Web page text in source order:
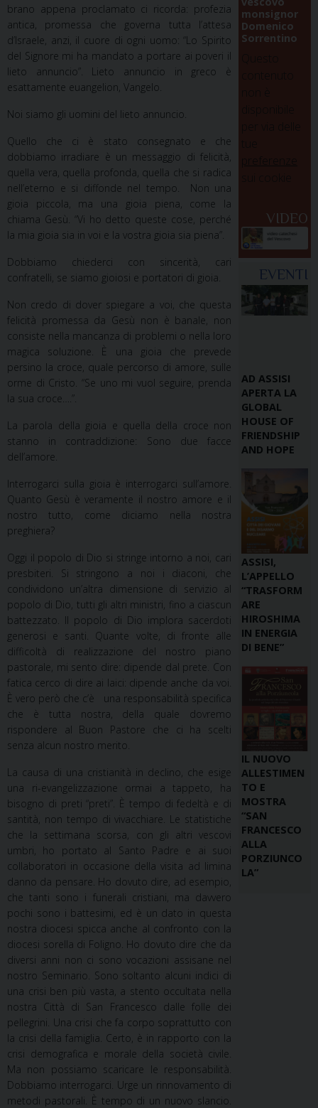
brano appena proclamato ci ricorda: profezia
antica, promessa che governa tutta l’attesa
d’Israele, anzi, il cuore di ogni uomo: “Lo Spirito
del Signore mi ha mandato a portare ai poveri il
lieto annuncio”. Lieto annuncio in greco è
esattamente euangelion, Vangelo.
Noi siamo gli uomini del lieto annuncio.
Quello che ci è stato consegnato e che
dobbiamo irradiare è un messaggio di felicità,
quella vera, quella profonda, quella che si radica
nell’eterno e si diffonde nel tempo. Non una
gioia piccola, ma una gioia piena, come la
chiama Gesù. “Vi ho detto queste cose, perché
la mia gioia sia in voi e la vostra gioia sia piena”.
Dobbiamo chiederci con sincerità, cari
confratelli, se siamo gioiosi e portatori di gioia.
Non credo di dover spiegare a voi, che questa
felicità promessa da Gesù non è banale, non
consiste nella mancanza di problemi o nella loro
magica soluzione. È una gioia che prevede
persino la croce, quale percorso di amore, sulle
orme di Cristo. “Se uno mi vuol seguire, prenda
la sua croce….”.
La parola della gioia e quella della croce non
stanno in contraddizione: Sono due facce
dell’amore.
Interrogarci sulla gioia è interrogarci sull’amore.
Quanto Gesù è veramente il nostro amore e il
nostro tutto, come diciamo nella nostra
preghiera?
Oggi il popolo di Dio si stringe intorno a noi, cari
presbiteri. Si stringono a noi i diaconi, che
condividono un’altra dimensione di servizio al
popolo di Dio, tutti gli altri ministri, fino a ciascun
battezzato. Il popolo di Dio implora sacerdoti
generosi e santi. Quante volte, di fronte alle
difficoltà di realizzazione del nostro piano
pastorale, mi sento dire: dipende dal prete. Con
fatica cerco di dire ai laici: dipende anche da voi.
È vero però che c’è una responsabilità specifica
che è tutta nostra, della quale dovremo
rispondere al Buon Pastore che ci ha scelti
senza alcun nostro merito.
La causa di una cristianità in declino, che esige
una ri-evangelizzazione ormai a tappeto, ha
bisogno di preti “preti”. È tempo di fedeltà e di
santità, non tempo di vivacchiare. Le statistiche
che la settimana scorsa, con gli altri vescovi
umbri, ho portato al Santo Padre e ai suoi
collaboratori in occasione della visita ad limina
danno da pensare. Ho dovuto dire, ad esempio,
che tanti sono i funerali cristiani, ma davvero
pochi sono i battesimi, ed è un dato in questa
nostra diocesi spicca anche al confronto con la
diocesi sorella di Foligno. Ho dovuto dire che da
diversi anni non ci sono vocazioni assisane nel
nostro Seminario. Sono soltanto alcuni indici di
una crisi ben più vasta, a stento occultata nella
nostra Città di San Francesco dalle folle dei
pellegrini. Una crisi che fa corpo soprattutto con
la crisi della famiglia. Certo, è in rapporto con la
crisi demografica e morale della società civile.
Ma non possiamo scaricare le responsabilità.
Dobbiamo interrogarci. Urge un rinnovamento di
metodi pastorali. È tempo di un nuovo slancio.
monsignor
Domenico
Sorrentino
VIDEO
EVENTI
AD ASSISI
APERTA LA
GLOBAL
HOUSE OF
FRIENDSHIP
AND HOPE
ASSISI,
L’APPELLO
“TRASFORM
ARE
HIROSHIMA
IN ENERGIA
DI BENE”
IL NUOVO
ALLESTIMEN
TO E
MOSTRA
“SAN
FRANCESCO
ALLA
PORZIUNCO
LA”